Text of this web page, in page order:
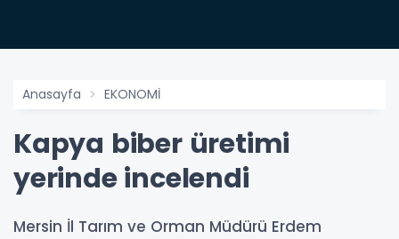
Anasayfa EKONOMİ
Kapya biber üretimi
yerinde incelendi
Mersin İl Tarım ve Orman Müdürü Erdem